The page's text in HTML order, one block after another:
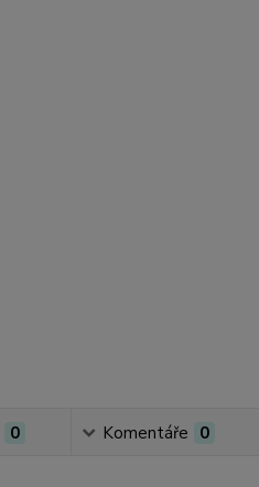
0 Komentáře 0